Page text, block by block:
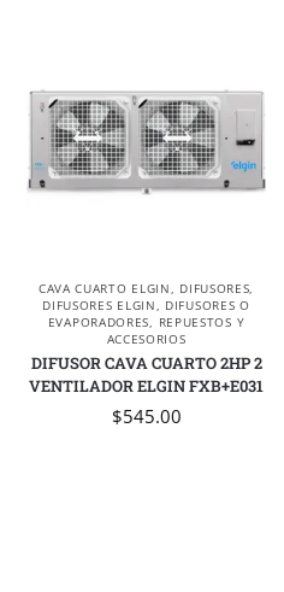
CAVA CUARTO ELGIN, DIFUSORES,
DIFUSORES ELGIN, DIFUSORES O
EVAPORADORES, REPUESTOS Y
ACCESORIOS
DIFUSOR CAVA CUARTO 2HP 2
VENTILADOR ELGIN FXB+E031
$545.00